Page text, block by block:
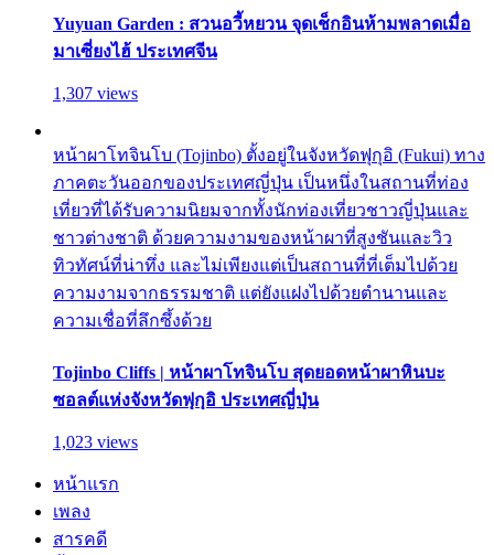
Yuyuan Garden : สวนอวี้หยวน จุดเช็กอินห้ามพลาดเมื่อ
มาเซี่ยงไฮ้ ประเทศจีน
1,307 views
หน้าผาโทจินโบ (Tojinbo) ตั้งอยู่ในจังหวัดฟุกุอิ (Fukui) ทาง
ภาคตะวันออกของประเทศญี่ปุ่น เป็นหนึ่งในสถานที่ท่อง
เที่ยวที่ได้รับความนิยมจากทั้งนักท่องเที่ยวชาวญี่ปุ่นและ
ชาวต่างชาติ ด้วยความงามของหน้าผาที่สูงชันและวิว
ทิวทัศน์ที่น่าทึ่ง และไม่เพียงแต่เป็นสถานที่ที่เต็มไปด้วย
ความงามจากธรรมชาติ แต่ยังแฝงไปด้วยตำนานและ
ความเชื่อที่ลึกซึ้งด้วย
Tojinbo Cliffs | หน้าผาโทจินโบ สุดยอดหน้าผาหินบะ
ซอลต์แห่งจังหวัดฟุกุอิ ประเทศญี่ปุ่น
1,023 views
หน้าแรก
เพลง
สารคดี